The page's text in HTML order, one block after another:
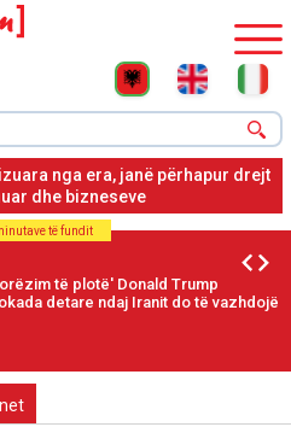
djegur 2 banesa, rrezikohen 200
pallatet
të fundit
të plotë' Donald Trump
detare ndaj Iranit do të vazhdojë